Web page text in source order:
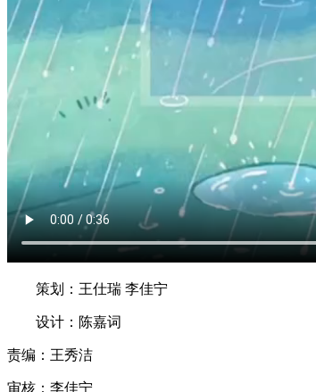
策划：王仕瑞 李佳宁
设计：陈嘉词
责编：王秀洁
审核：李佳宁